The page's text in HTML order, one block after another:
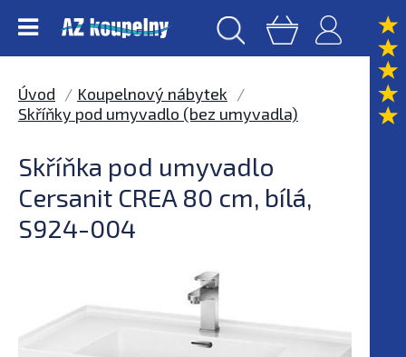
Úvod
Koupelnový nábytek
Skříňky pod umyvadlo (bez umyvadla)
Skříňka pod umyvadlo
Cersanit CREA 80 cm, bílá,
S924-004